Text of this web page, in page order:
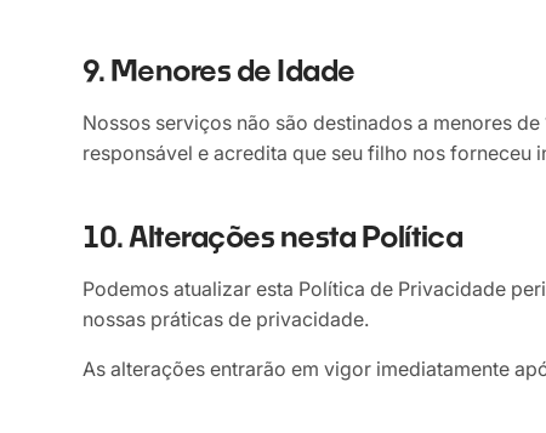
9. Menores de Idade
Nossos serviços não são destinados a menores
responsável e acredita que seu filho nos
10. Alterações nesta Política
Podemos atualizar esta Política de Privacidade
nossas práticas de privacidade.
As alterações entrarão em vigor imediatamente